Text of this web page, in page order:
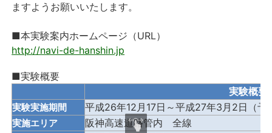
ますようお願いいたします。
■本実験案内ホームページ（URL）
http://navi-de-hanshin.jp
■実験概要
実験概要
実験実施期間 平成26年12 月 17日～平成27年3 月 2 日（予
実施エリア 阪神高速道路管内 全線